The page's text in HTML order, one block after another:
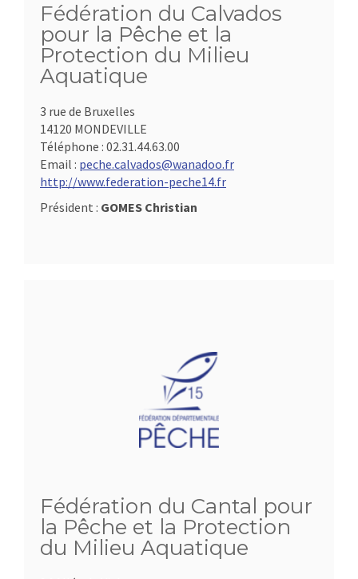
Fédération du Calvados
pour la Pêche et la
Protection du Milieu
Aquatique
3 rue de Bruxelles
14120 MONDEVILLE
Téléphone : 02.31.44.63.00
Email : peche.calvados@wanadoo.fr
http://www.federation-peche14.fr
Président : GOMES Christian
Fédération du Cantal pour
la Pêche et la Protection
du Milieu Aquatique